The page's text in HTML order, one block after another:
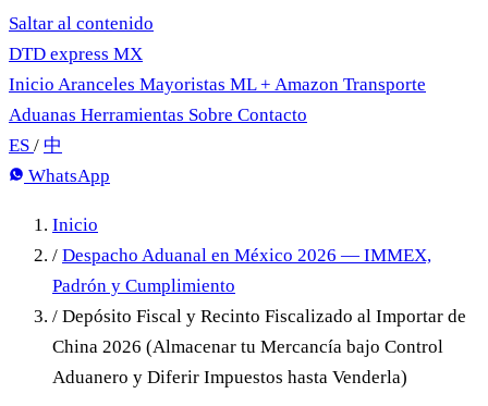
Saltar al contenido
DTD express MX
Inicio Aranceles Mayoristas ML + Amazon Transporte
Aduanas Herramientas Sobre Contacto
ES / 中
WhatsApp
Inicio
/ Despacho Aduanal en México 2026 — IMMEX,
Padrón y Cumplimiento
/ Depósito Fiscal y Recinto Fiscalizado al Importar de
China 2026 (Almacenar tu Mercancía bajo Control
Aduanero y Diferir Impuestos hasta Venderla)